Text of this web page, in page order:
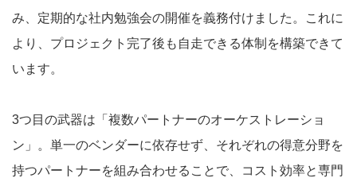
み、定期的な社内勉強会の開催を義務付けました。これに
より、プロジェクト完了後も自走できる体制を構築できて
います。
3つ目の武器は「複数パートナーのオーケストレーショ
ン」。単一のベンダーに依存せず、それぞれの得意分野を
持つパートナーを組み合わせることで、コスト効率と専門